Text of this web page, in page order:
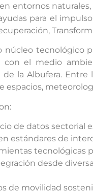
entornos
para el
núcleo tecnológico
con el medio
la Albufera.
espacios,
de datos sectorial
estándares de
tecnológicas
desde
de movilidad